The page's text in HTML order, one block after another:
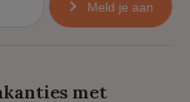
Meld je aan
met